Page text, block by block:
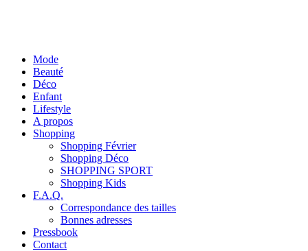
Mode
Beauté
Déco
Enfant
Lifestyle
A propos
Shopping
Shopping Février
Shopping Déco
SHOPPING SPORT
Shopping Kids
F.A.Q.
Correspondance des tailles
Bonnes adresses
Pressbook
Contact